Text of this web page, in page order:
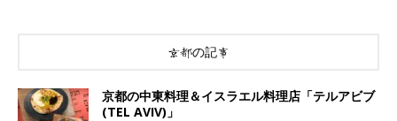
京都の記事
京都の中東料理＆イスラエル料理店「テルアビブ
(TEL AVIV)」